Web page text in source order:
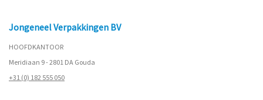
Jongeneel Verpakkingen BV
HOOFDKANTOOR
Meridiaan 9 - 2801 DA Gouda
+31 (0) 182 555 050